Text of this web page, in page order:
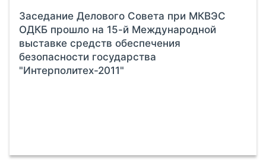
Заседание Делового Совета при МКВЭС
ОДКБ прошло на 15-й Международной
выставке средств обеспечения
безопасности государства
"Интерполитех-2011"